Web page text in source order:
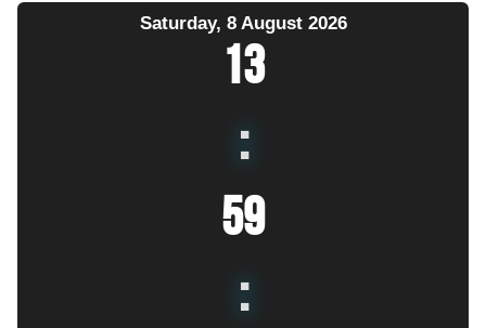
Saturday, 8 August 2026
13
:
59
: